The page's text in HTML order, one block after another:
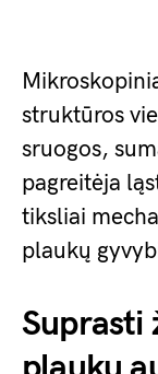
struktūros
sruogos,
pagreitėja
tiksliai
plaukų
Suprasti